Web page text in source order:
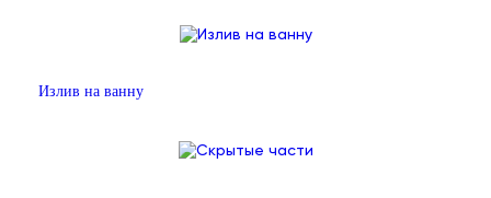
Излив на ванну